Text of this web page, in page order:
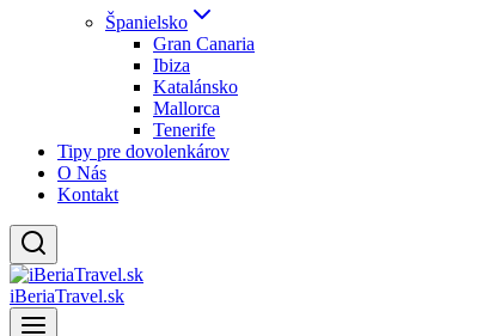
Španielsko
Gran Canaria
Ibiza
Katalánsko
Mallorca
Tenerife
Tipy pre dovolenkárov
O Nás
Kontakt
iBeriaTravel.sk